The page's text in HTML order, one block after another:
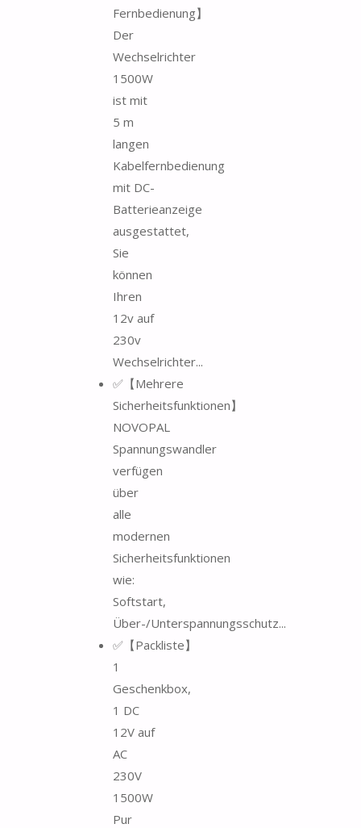
Fernbedienung】
Der
Wechselrichter
1500W
ist mit
5 m
langen
Kabelfernbedienung
mit DC-
Batterieanzeige
ausgestattet,
Sie
können
Ihren
12v auf
230v
Wechselrichter...
✅【Mehrere
Sicherheitsfunktionen】
NOVOPAL
Spannungswandler
verfügen
über
alle
modernen
Sicherheitsfunktionen
wie:
Softstart,
Über-/Unterspannungsschutz...
✅【Packliste】
1
Geschenkbox,
1 DC
12V auf
AC
230V
1500W
Pur